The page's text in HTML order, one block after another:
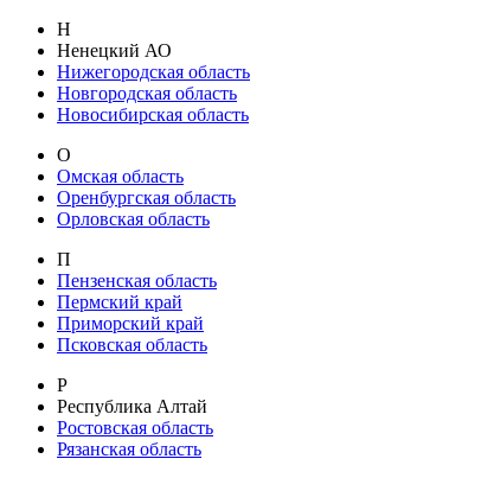
Н
Ненецкий АО
Нижегородская область
Новгородская область
Новосибирская область
О
Омская область
Оренбургская область
Орловская область
П
Пензенская область
Пермский край
Приморский край
Псковская область
Р
Республика Алтай
Ростовская область
Рязанская область